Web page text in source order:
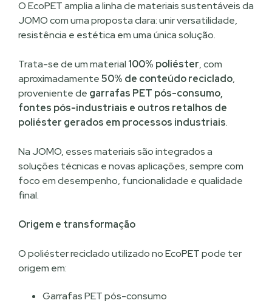
O EcoPET amplia a linha de materiais sustentáveis da
JOMO com uma proposta clara: unir versatilidade,
resistência e estética em uma única solução.
Trata-se de um material 100% poliéster, com
aproximadamente50% de conteúdo reciclado,
proveniente de garrafas PET pós-consumo,
fontes pós-industriais e outros retalhos de
poliéster gerados em processos industriais.
Na JOMO, esses materiais são integrados a
soluções técnicas e novas aplicações, sempre com
foco em desempenho, funcionalidade e qualidade
final.
Origem e transformação
O poliéster reciclado utilizado no EcoPET pode ter
origem em:
Garrafas PET pós-consumo